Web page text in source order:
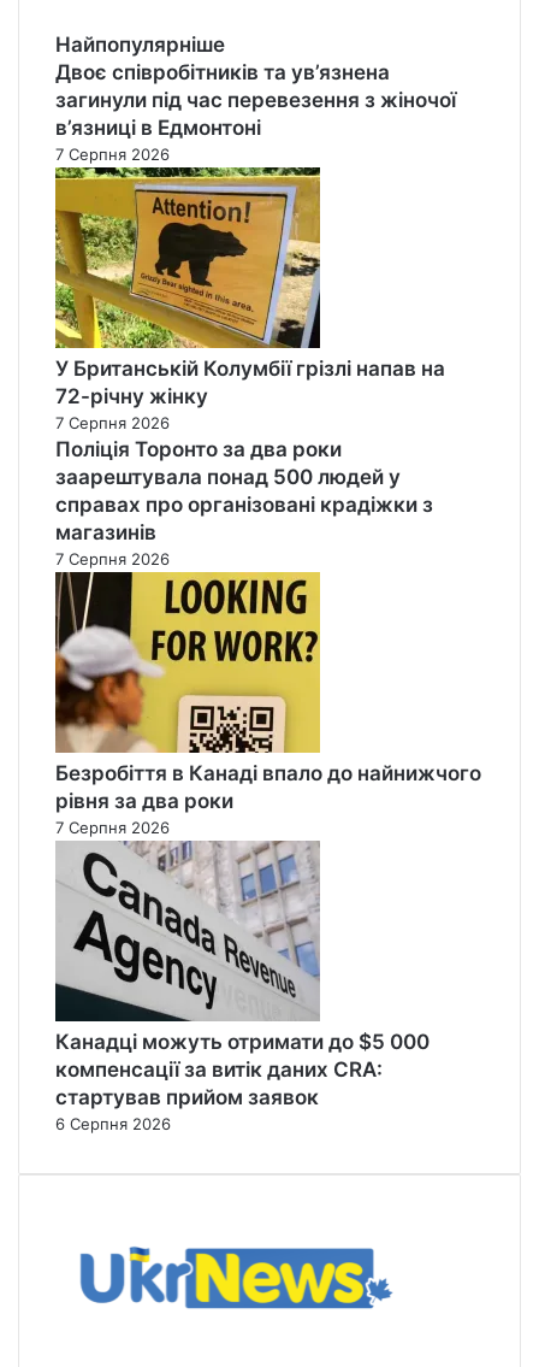
Найпопулярніше
Двоє співробітників та ув’язнена
загинули під час перевезення з жіночої
в’язниці в Едмонтоні
7 Серпня 2026
У Британській Колумбії грізлі напав на
72-річну жінку
7 Серпня 2026
Поліція Торонто за два роки
заарештувала понад 500 людей у
справах про організовані крадіжки з
магазинів
7 Серпня 2026
Безробіття в Канаді впало до найнижчого
рівня за два роки
7 Серпня 2026
Канадці можуть отримати до $5 000
компенсації за витік даних CRA:
стартував прийом заявок
6 Серпня 2026